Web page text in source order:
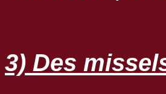
3) Des